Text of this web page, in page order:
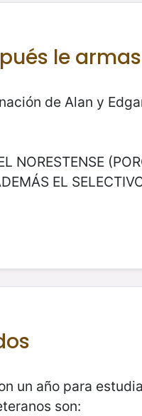
le
de Alan y
NORESTENSE
EL
un año para
son: